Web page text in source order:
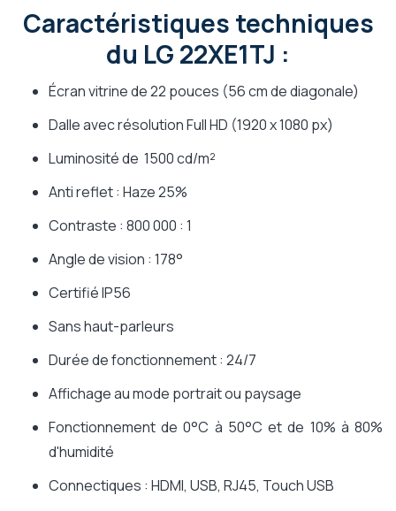
Caractéristiques techniques
du LG 22XE1TJ :
Écran vitrine de 22 pouces (56 cm de diagonale)
Dalle avec résolution Full HD (1920 x 1080 px)
Luminosité de 1500 cd/m²
Anti reflet : Haze 25%
Contraste : 800 000 : 1
Angle de vision : 178°
Certifié IP56
Sans haut-parleurs
Durée de fonctionnement : 24/7
Affichage au mode portrait ou paysage
Fonctionnement de 0°C à 50°C et de 10% à 80%
d'humidité
Connectiques : HDMI, USB, RJ45, Touch USB